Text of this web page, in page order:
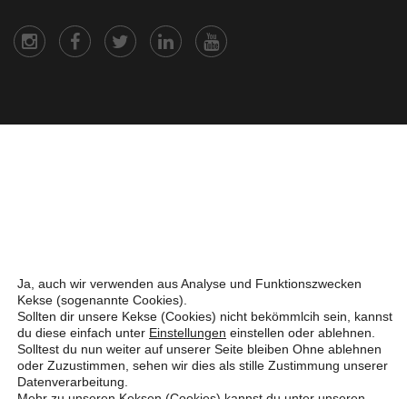
Ja, auch wir verwenden aus Analyse und Funktionszwecken
Kekse (sogenannte Cookies).
Sollten dir unsere Kekse (Cookies) nicht bekömmlcih sein, kannst
du diese einfach unter Einstellungen einstellen oder ablehnen.
Solltest du nun weiter auf unserer Seite bleiben Ohne ablehnen
oder Zuzustimmen, sehen wir dies als stille Zustimmung unserer
Datenverarbeitung.